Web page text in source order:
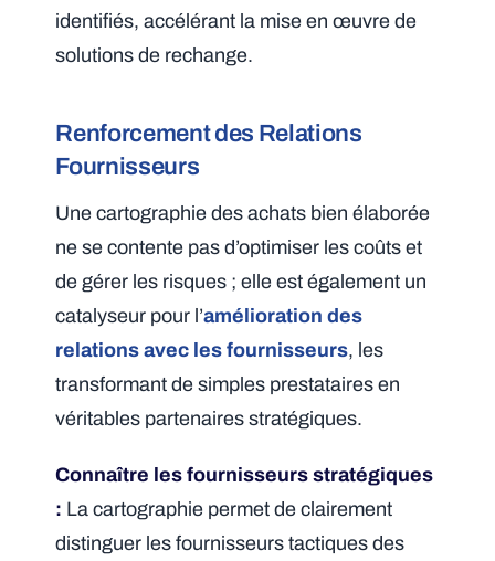
identifiés, accélérant la mise en œuvre de
solutions de rechange.
Renforcement des Relations
Fournisseurs
Une cartographie des achats bien élaborée
ne se contente pas d’optimiser les coûts et
de gérer les risques ; elle est également un
catalyseur pour l’amélioration des
relations avec les fournisseurs, les
transformant de simples prestataires en
véritables partenaires stratégiques.
Connaître les fournisseurs stratégiques
: La cartographie permet de clairement
distinguer les fournisseurs tactiques des